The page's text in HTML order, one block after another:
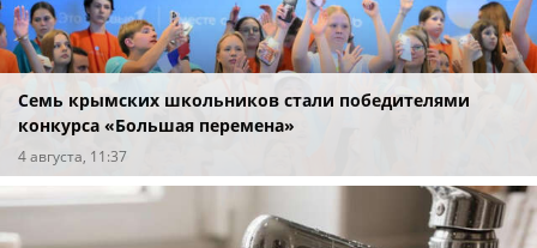
Семь крымских школьников стали победителями
конкурса «Большая перемена»
4 августа, 11:37